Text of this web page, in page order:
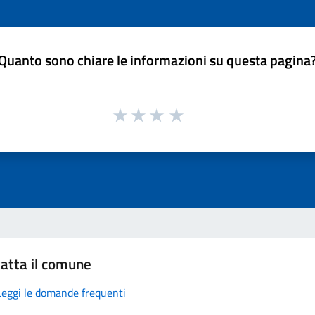
sono chiare le informazioni su questa
il comune
le domande frequenti